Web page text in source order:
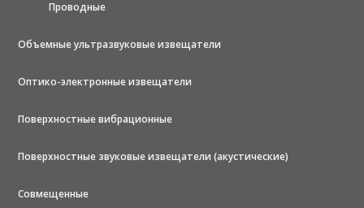
Проводные
Объемные ультразвуковые извещатели
Оптико-электронные извещатели
Поверхностные вибрационные
Поверхностные звуковые извещатели (акустические)
Совмещенные